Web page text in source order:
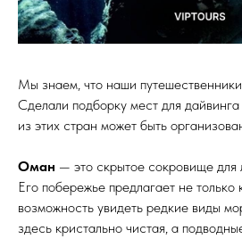
Мы знаем, что наши
Сделали подборку мест для
из этих стран может быть
Оман — это скрытое сокровище для
Его побережье предлагает не
возможность увидеть редкие виды
здесь кристально чистая, а